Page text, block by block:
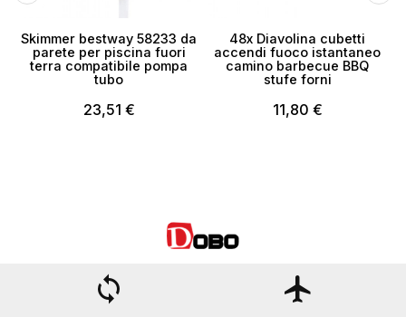
Skimmer bestway 58233 da
parete per piscina fuori
terra compatibile pompa
tubo
23,51 €
48x Diavolina cubetti
accendi fuoco istantaneo
camino barbecue BBQ
stufe forni
11,80 €
loop flight